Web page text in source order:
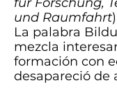
und Raumfahrt
La palabra
mezcla
formación con
desapareció de